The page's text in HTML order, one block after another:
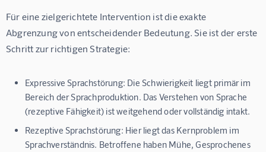
Für eine zielgerichtete Intervention ist die exakte
Abgrenzung von entscheidender Bedeutung. Sie ist der erste
Schritt zur richtigen Strategie:
Expressive Sprachstörung: Die Schwierigkeit liegt primär im
Bereich der Sprachproduktion. Das Verstehen von Sprache
(rezeptive Fähigkeit) ist weitgehend oder vollständig intakt.
Rezeptive Sprachstörung: Hier liegt das Kernproblem im
Sprachverständnis. Betroffene haben Mühe, Gesprochenes